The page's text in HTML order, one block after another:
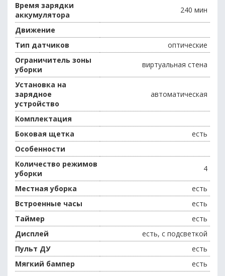
Время зарядки
аккумулятора
240 мин
Движение
Тип датчиков
оптические
Ограничитель зоны
уборки
виртуальная стена
Установка на
зарядное
устройство
автоматическая
Комплектация
Боковая щетка
есть
Особенности
Количество режимов
уборки
4
Местная уборка
есть
Встроенные часы
есть
Таймер
есть
Дисплей
есть, c подсветкой
Пульт ДУ
есть
Мягкий бампер
есть